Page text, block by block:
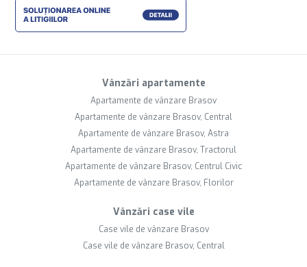
Vânzări apartamente
Apartamente de vânzare Brasov
Apartamente de vânzare Brasov, Central
Apartamente de vânzare Brasov, Astra
Apartamente de vânzare Brasov, Tractorul
Apartamente de vânzare Brasov, Centrul Civic
Apartamente de vânzare Brasov, Florilor
Vânzări case vile
Case vile de vânzare Brasov
Case vile de vânzare Brasov, Central